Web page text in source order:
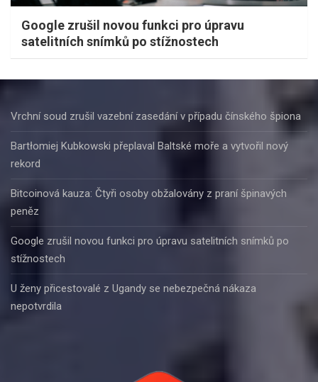
Google zrušil novou funkci pro úpravu
satelitních snímků po stížnostech
Vrchní soud zrušil vazební zasedání v případu čínského špiona
Bartłomiej Kubkowski přeplaval Baltské moře a vytvořil nový
rekord
Bitcoinová kauza: Čtyři osoby obžalovány z praní špinavých
peněz
Google zrušil novou funkci pro úpravu satelitních snímků po
stížnostech
U ženy přicestovalé z Ugandy se nebezpečná nákaza
nepotvrdila